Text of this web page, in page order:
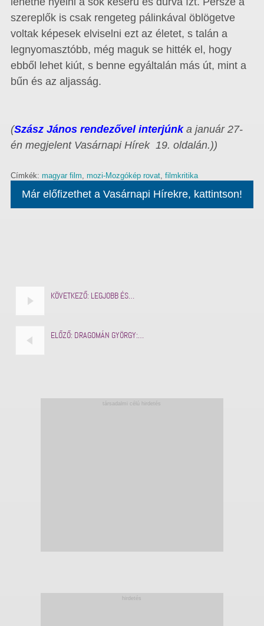
szereplők is csak rengeteg pálinkával öblögetve
voltak képesek elviselni ezt az életet, s talán a
legnyomasztóbb, még maguk se hitték el, hogy
ebből lehet kiút, s benne egyáltalán más út, mint a
bűn és az aljasság.
(Szász János rendezővel interjúnka január 27-
én megjelent Vasárnapi Hírek 19. oldalán.))
Címkék: magyar film, mozi-Mozgókép rovat, filmkritika
Már előfizethet a Vasárnapi Hírekre, kattintson!
KÖVETKEZŐ: LEGJOBB ÉS…
ELŐZŐ: DRAGOMÁN GYÖRGY:…
társadalmi célú hirdetés
hirdetés